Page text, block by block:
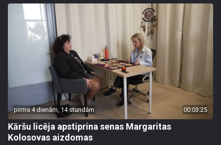
pirms 4 dienām, 14 stundām 00:03:25
Kāršu licēja apstiprina senas Margaritas
Kolosovas aizdomas